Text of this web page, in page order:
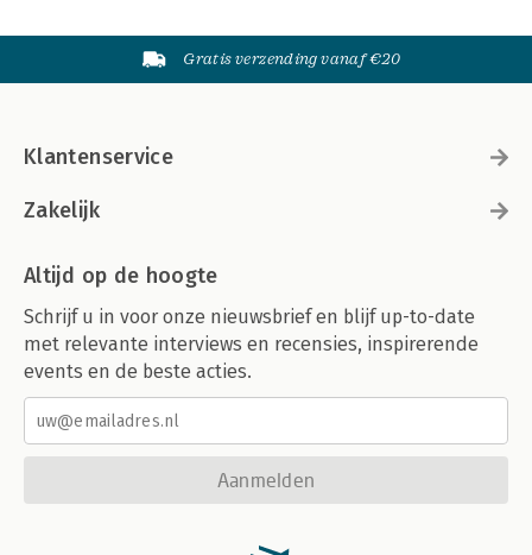
Gratis verzending vanaf €20
Klantenservice
Zakelijk
Altijd op de hoogte
Schrijf u in voor onze nieuwsbrief en blijf up-to-date
met relevante interviews en recensies, inspirerende
events en de beste acties.
Aanmelden